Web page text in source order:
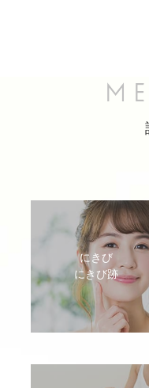
にきび
にきび跡